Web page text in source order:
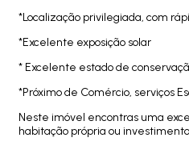
*Localização privilegiada, com
*Excelente exposição solar
* Excelente estado de
*Próximo de Comércio, serviços
Neste imóvel encontras uma
habitação própria ou